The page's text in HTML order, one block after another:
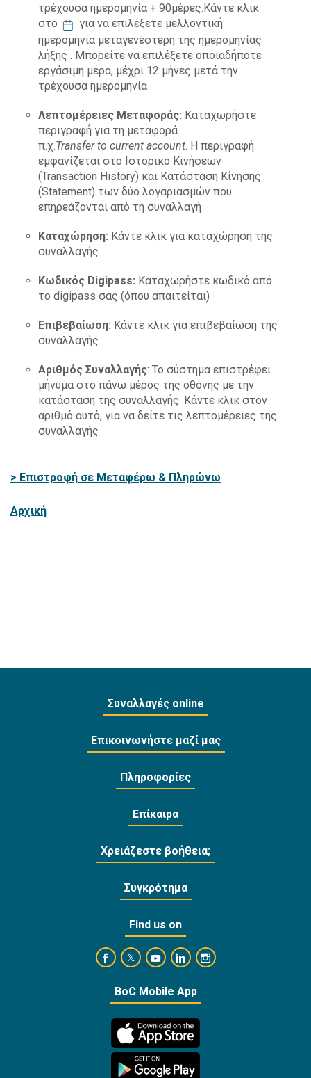
τρέχουσα ημερομηνία + 90μέρες.Κάντε κλικ
στο
για να επιλέξετε μελλοντική
ημερομηνία μεταγενέστερη της ημερομηνίας
λήξης . Μπορείτε να επιλέξετε οποιαδήποτε
εργάσιμη μέρα, μέχρι 12 μήνες μετά την
τρέχουσα ημερομηνία
Λεπτομέρειες Μεταφοράς: Kαταχωρήστε
περιγραφή για τη μεταφορά
π.χ.Transfer to current account. Η περιγραφή
εμφανίζεται στο Ιστορικό Κινήσεων
(Transaction History) και Κατάσταση Κίνησης
(Statement) των δύο λογαριασμών που
επηρεάζονται από τη συναλλαγή
Καταχώρηση: Κάντε κλικ για καταχώρηση της
συναλλαγής
Kωδικός Digipass: Καταχωρήστε κωδικό από
το digipass σας (όπου απαιτείται)
Επιβεβαίωση: Κάντε κλικ για επιβεβαίωση της
συναλλαγής
Αριθμός Συναλλαγής: Το σύστημα επιστρέφει
μήνυμα στο πάνω μέρος της οθόνης με την
κατάσταση της συναλλαγής. Κάντε κλικ στον
αριθμό αυτό, για να δείτε τις λεπτομέρειες της
συναλλαγής
> Επιστροφή σε Μεταφέρω & Πληρώνω
Αρχική
Συναλλαγές online
Επικοινωνήστε μαζί μας
Πληροφορίες
Επίκαιρα
Χρειάζεστε βοήθεια;
Συγκρότημα
Find us on
https://www.facebook.com/
https://twitter.com/bankofcyprus_
https://www.youtube.com/user/
https://www.linkedin.com/
https://
BoC Mobile App